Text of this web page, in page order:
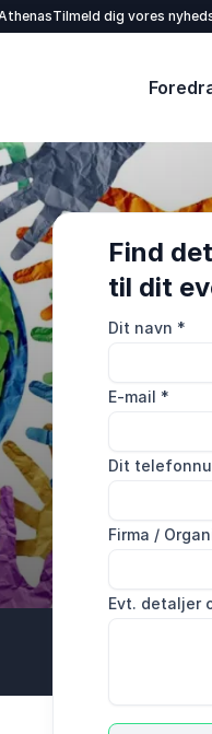
Tilmeld dig vores
Find
til dit
Dit navn *
E-mail *
Dit
Firma /
Evt. detaljer